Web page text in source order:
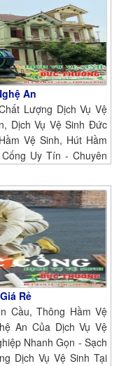
An
Lượng Dịch Vụ Vệ
Dịch Vụ Vệ Sinh Đức
Vệ Sinh, Hút Hầm
Uy Tín - Chuyên
Hòa, Nghệ An.
Rẻ
Cầu, Thông Hầm Vệ
An Của Dịch Vụ Vệ
Nhanh Gọn - Sạch
Dịch Vụ Vệ Sinh Tại